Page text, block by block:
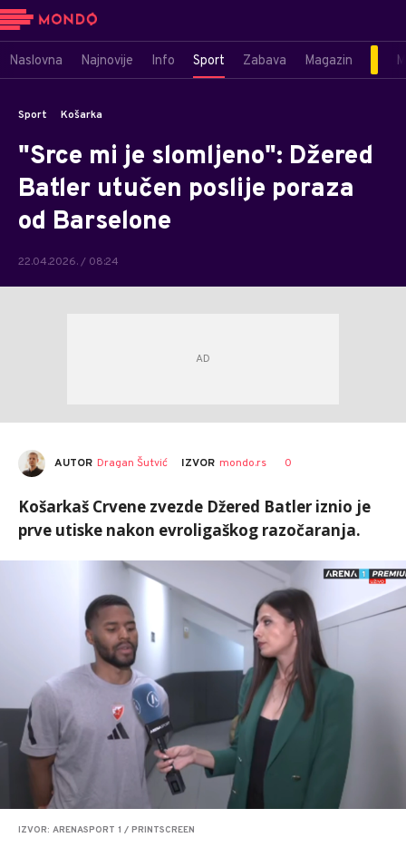
Naslovna Najnovije Info Sport Zabava Magazin
Sport Košarka
"Srce mi je slomljeno": Džered
Batler utučen poslije poraza
od Barselone
22.04.2026. / 08:24
AUTOR Dragan Šutvić IZVOR mondo.rs 0
Košarkaš Crvene zvezde Džered Batler iznio je
prve utiske nakon evroligaškog razočaranja.
IZVOR: ARENASPORT 1 / PRINTSCREEN